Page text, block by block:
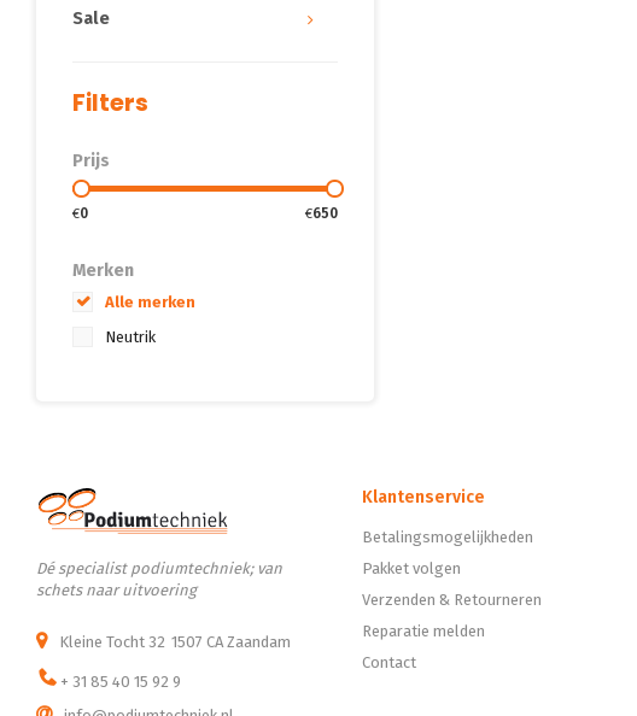
Sale
Filters
Prijs
€0 €650
Merken
Alle merken
Neutrik
Dé specialist podiumtechniek; van
schets naar uitvoering
Kleine Tocht 32 1507 CA Zaandam
+ 31 85 40 15 92 9
Klantenservice
Betalingsmogelijkheden
Pakket volgen
Verzenden & Retourneren
Reparatie melden
Contact